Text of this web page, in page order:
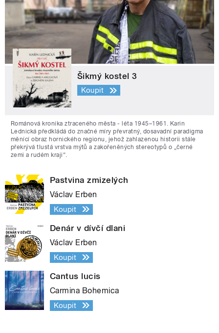
Šikmý kostel 3
Koupit
Románová kronika ztraceného města - léta 1945–1961. Karin
Lednická předkládá do značné míry převratný, dosavadní paradigma
měnící obraz hornického regionu, jehož zahlazenou historii stále
překrývá tlustá vrstva mýtů a zakořeněných stereotypů o „černé
zemi a rudém kraji“.
Pastvina zmizelých
Václav Erben
Koupit
Denár v dívčí dlani
Václav Erben
Koupit
Cantus lucis
Carmina Bohemica
Koupit